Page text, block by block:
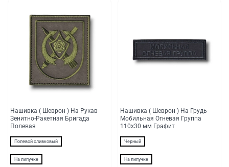
Нашивка ( Шеврон ) На Рукав
Зенитно-Ракетная Бригада
Полевая
Полевой оливковый
На липучке
Нашивка ( Шеврон ) На Грудь
Мобильная Огневая Группа
110х30 мм Графит
Черный
На липучке